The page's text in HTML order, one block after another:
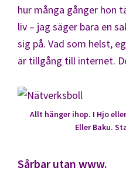
hur många gånger hon
liv – jag säger bara en
sig på. Vad som helst,
är tillgång till internet.
Allt hänger ihop. I Hjo
Eller Baku.
Sårbar utan www.